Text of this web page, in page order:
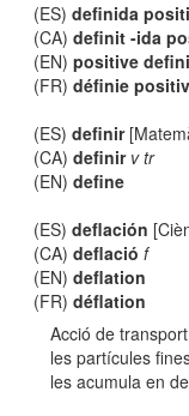
(ES)definida
(CA)definit -ida
(EN)positive
(FR)définie
(ES)definir
(CA)definir v tr
(EN)define
(ES)deflación
(CA)deflació f
(EN)deflation
(FR)déflation
Acció de
les partícules
les acumula en